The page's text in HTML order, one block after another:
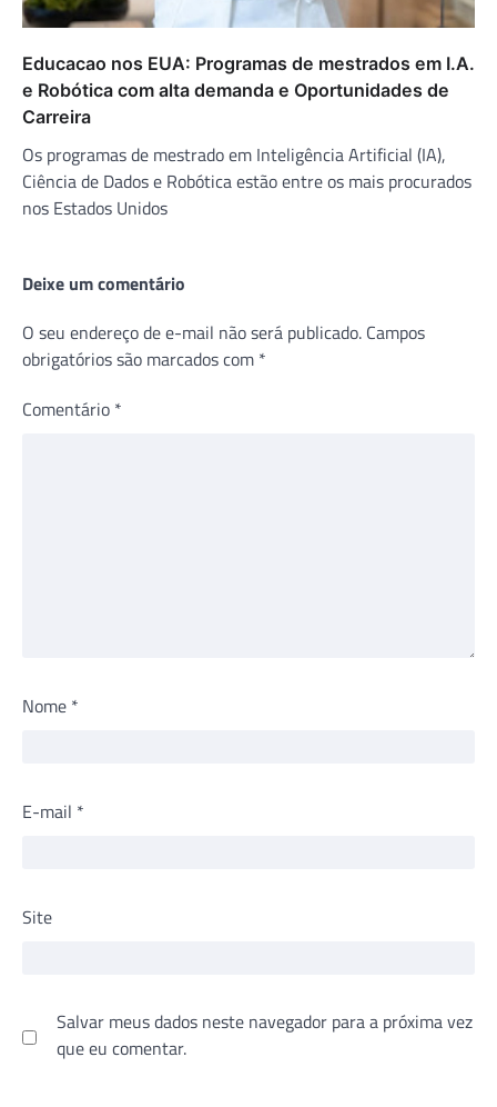
Educacao nos EUA: Programas de mestrados em I.A.
e Robótica com alta demanda e Oportunidades de
Carreira
Os programas de mestrado em Inteligência Artificial (IA),
Ciência de Dados e Robótica estão entre os mais procurados
nos Estados Unidos
Deixe um comentário
O seu endereço de e-mail não será publicado. Campos
obrigatórios são marcados com *
Comentário *
Nome *
E-mail *
Site
Salvar meus dados neste navegador para a próxima vez
que eu comentar.